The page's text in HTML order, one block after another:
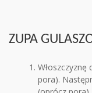
ZUPA
Włoszczyznę
pora).